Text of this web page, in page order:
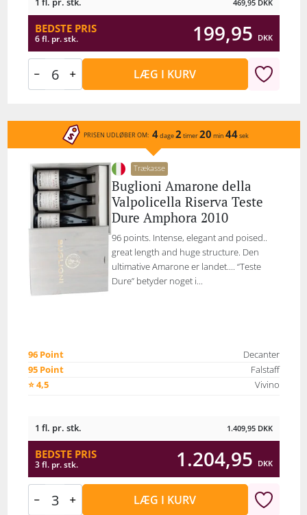
469,95 DKK
BEDSTE PRIS
6 fl. pr. stk. 199,95 DKK
LÆG I KURV
PRISEN UDLØBER OM: 4dage2 timer20 min 44sek
Trækasse
Buglioni Amarone della
Valpolicella Riserva Teste
Dure Amphora 2010
96 points. Intense, elegant and poised..
great length and huge structure. Den
ultimative Amarone er landet.... “Teste
Dure” betyder noget i...
96 Point
Decanter
95 Point
Falstaff
⭐ 4,5
Vivino
1 fl. pr. stk. 1.409,95 DKK
BEDSTE PRIS
3 fl. pr. stk. 1.204,95 DKK
LÆG I KURV